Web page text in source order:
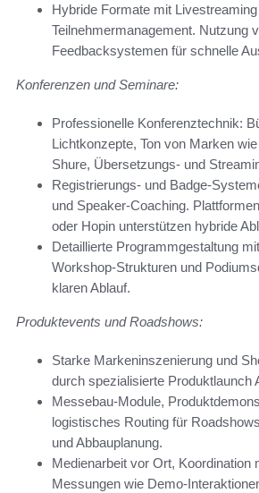
Hybride Formate mit
Teilnehmermanagement. Nutzung
Feedbacksystemen für schnelle
Konferenzen und Seminare:
Professionelle Konferenztechnik:
Lichtkonzepte, Ton von Marken
Shure, Übersetzungs- und
Registrierungs- und Badge-
und Speaker-Coaching.
oder Hopin unterstützen hybride
Detaillierte Programmgestaltung
Workshop-Strukturen und
klaren Ablauf.
Produktevents und Roadshows:
Starke Markeninszenierung und
durch spezialisierte Produktlaunch
Messebau-Module,
logistisches Routing für
und Abbauplanung.
Medienarbeit vor Ort, Koordination
Messungen wie Demo-